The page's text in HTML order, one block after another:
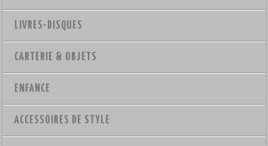
LIVRES-DISQUES
CARTERIE & OBJETS
ENFANCE
ACCESSOIRES DE STYLE